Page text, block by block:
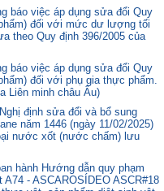
báo việc áp dụng sửa đổi Quy
đối với mức dư lượng tối
theo Quy định 396/2005 của
báo việc áp dụng sửa đổi Quy
đối với phụ gia thực phẩm.
Liên minh châu Âu)
định sửa đổi và bổ sung
năm 1446 (ngày 11/02/2025)
nước xốt (nước chấm) lưu
hành Hướng dẫn quy phạm
- ASCAROSÍDEO ASCR#18